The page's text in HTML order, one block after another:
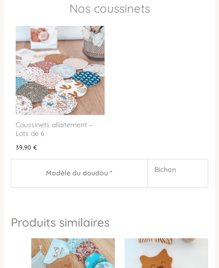
Nos coussinets
Coussinets allaitement –
Lots de 6
39,90 €
Modèle du doudou * Bichon
Produits similaires